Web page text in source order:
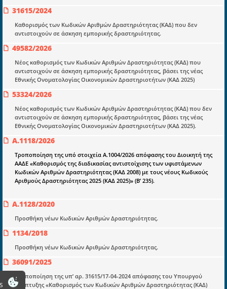
31615/2024
Καθορισμός των Κωδικών Αριθμών Δραστηριότητας (ΚΑΔ) που δεν
αντιστοιχούν σε άσκηση εμπορικής δραστηριότητας.
49582/2026
Νέος καθορισμός των Κωδικών Αριθμών Δραστηριότητας (ΚΑΔ) που
αντιστοιχούν σε άσκηση εμπορικής δραστηριότητας, βάσει της νέας
Εθνικής Ονοματολογίας Οικονομικών Δραστηριοτήτων (ΚΑΔ 2025)
53324/2026
Νέος καθορισμός των Κωδικών Αριθμών Δραστηριότητας (ΚΑΔ) που δεν
αντιστοιχούν σε άσκηση εμπορικής δραστηριότητας, βάσει της νέας
Εθνικής Ονοματολογίας Οικονομικών Δραστηριοτήτων (ΚΑΔ 2025).
Α.1118/2026
Τροποποίηση της υπό στοιχεία Α.1004/2026 απόφασης του Διοικητή της
ΑΑΔΕ «Καθορισμός της διαδικασίας αντιστοίχισης των υφιστάμενων
Κωδικών Αριθμών Δραστηριότητας (ΚΑΔ 2008) με τους νέους Κωδικούς
Αριθμούς Δραστηριότητας 2025 (ΚΑΔ 2025)» (Β’ 235).
Α.1128/2020
Προσθήκη νέων Κωδικών Αριθμών Δραστηριότητας.
1134/2018
Προσθήκη νέων Κωδικών Αριθμών Δραστηριότητας.
36091/2025
Τροποποίηση της υπ’ αρ. 31615/17-04-2024 απόφασης του Υπουργού
Ανάπτυξης «Καθορισμός των Κωδικών Αριθμών Δραστηριότητας (ΚΑΔ)
Ενότητες
Επικαιρότητα
E-book
Οδηγοί εκκαθάρισης
Νόμοι και προεδρικά διατάγματα
Υπουργικές αποφάσεις
Πληροφορίες
Είσοδος
Οροι χρησης ιστοτοπου